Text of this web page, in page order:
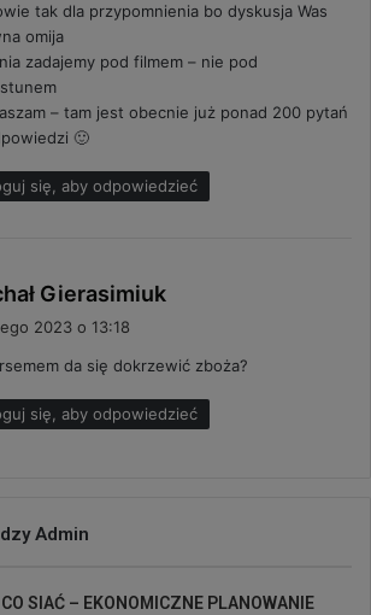
z
:
tak dla przypomnienia bo dyskusja Was
omija
zadajemy pod filmem – nie pod
– tam jest obecnie już ponad 200 pytań
🙂
się, aby odpowiedzieć
Gierasimiuk
z
e
:
2023 o 13:18
da się dokrzewić zboża?
się, aby odpowiedzieć
Admin
CO SIAĆ – EKONOMICZNE PLANOWANIE